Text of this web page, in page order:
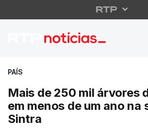
Mais de 250
PAÍS
Mais de 250 mil árvores
em menos de um ano na
Sintra